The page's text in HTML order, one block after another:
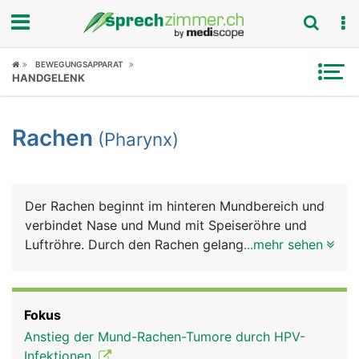
Fokus
Symptome
News
Rubriken
BEWEGUNGSAPPARAT
HANDGELENK
Rachen (Pharynx)
Der Rachen beginnt im hinteren Mundbereich und
verbindet Nase und Mund mit Speiseröhre und
Luftröhre. Durch den Rachen gelangt einerseits die
Luftröhre liegt der Kehlkopf mit den
Stimmbändern, die der Tonbildung dienen.
...mehr sehen
Fokus
Anstieg der Mund-Rachen-Tumore durch HPV-
Infektionen